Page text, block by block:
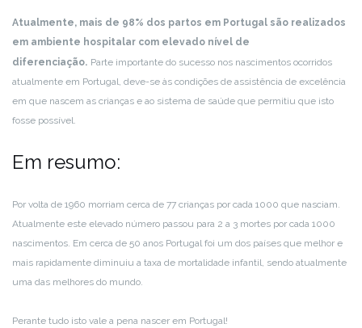
Atualmente, mais de 98% dos partos em Portugal são realizados
em ambiente hospitalar com elevado nível de
diferenciação. Parte importante do sucesso nos nascimentos ocorridos
atualmente em Portugal, deve-se às condições de assistência de excelência
em que nascem as crianças e ao sistema de saúde que permitiu que isto
fosse possível.
Em resumo:
Por volta de 1960 morriam cerca de 77 crianças por cada 1000 que nasciam.
Atualmente este elevado número passou para 2 a 3 mortes por cada 1000
nascimentos. Em cerca de 50 anos Portugal foi um dos países que melhor e
mais rapidamente diminuiu a taxa de mortalidade infantil, sendo atualmente
uma das melhores do mundo.
Perante tudo isto vale a pena nascer em Portugal!